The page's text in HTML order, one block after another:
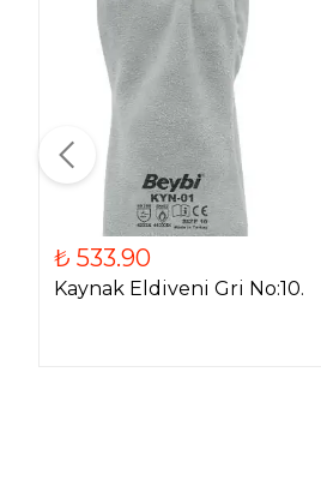
₺ 533.90
Kaynak Eldiveni Gri No:10.